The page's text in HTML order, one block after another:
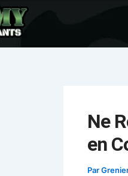
Ne
en
Par